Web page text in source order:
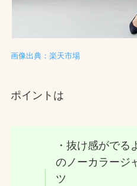
画像出典：楽天市場
ポイントは
・抜け感がでる
のノーカラージ
ツ